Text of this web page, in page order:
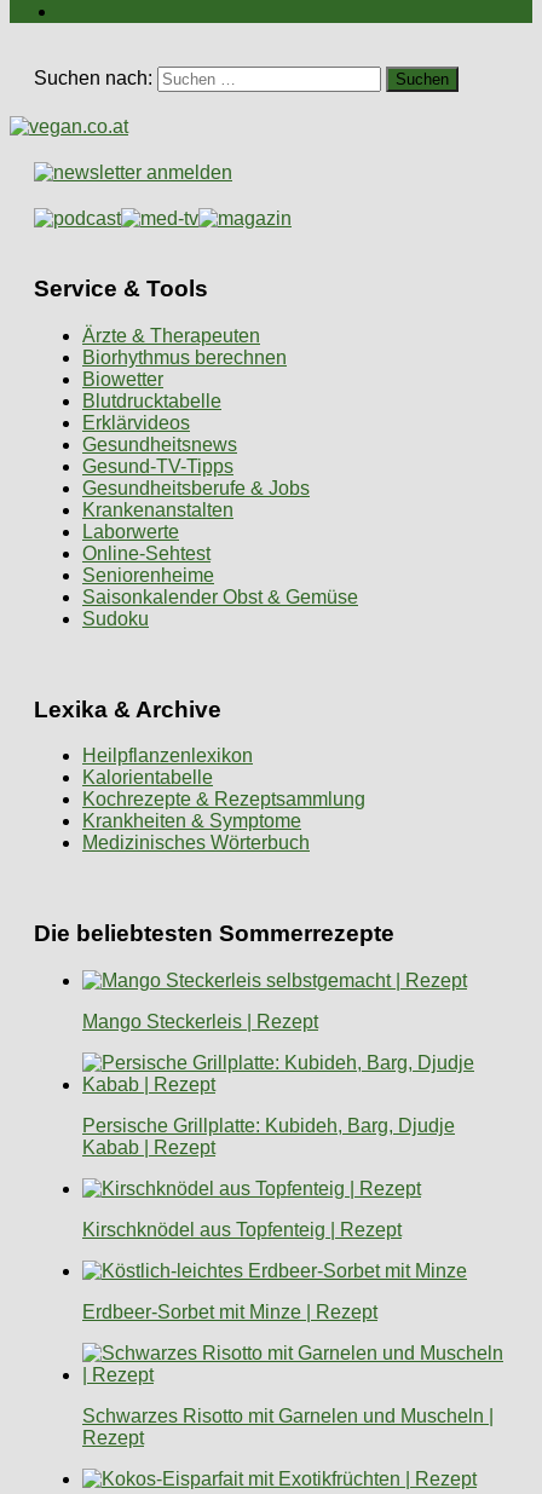
Suchen nach:
Service & Tools
Ärzte & Therapeuten
Biorhythmus berechnen
Biowetter
Blutdrucktabelle
Erklärvideos
Gesundheitsnews
Gesund-TV-Tipps
Gesundheitsberufe & Jobs
Krankenanstalten
Laborwerte
Online-Sehtest
Seniorenheime
Saisonkalender Obst & Gemüse
Sudoku
Lexika & Archive
Heilpflanzenlexikon
Kalorientabelle
Kochrezepte & Rezeptsammlung
Krankheiten & Symptome
Medizinisches Wörterbuch
Die beliebtesten Sommerrezepte
Mango Steckerleis | Rezept
Persische Grillplatte: Kubideh, Barg, Djudje
Kabab | Rezept
Kirschknödel aus Topfenteig | Rezept
Erdbeer-Sorbet mit Minze | Rezept
Schwarzes Risotto mit Garnelen und Muscheln |
Rezept